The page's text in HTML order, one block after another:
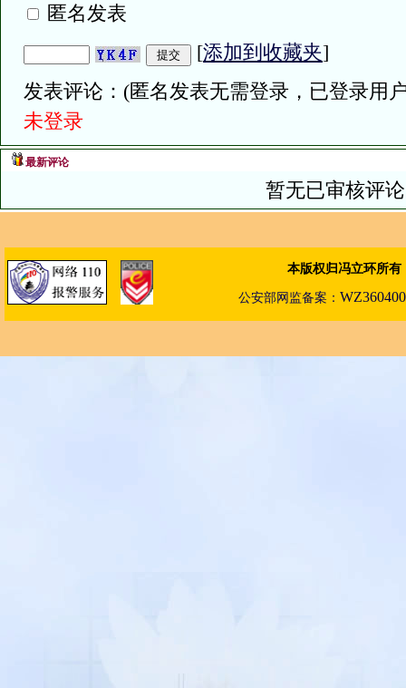
匿名发表
[添加到收藏夹]
发表评论：(匿名发表无需登录，已登录用
未登录
最新评论
暂无已审核评
本版权归冯立环所
公安部网 监备案：